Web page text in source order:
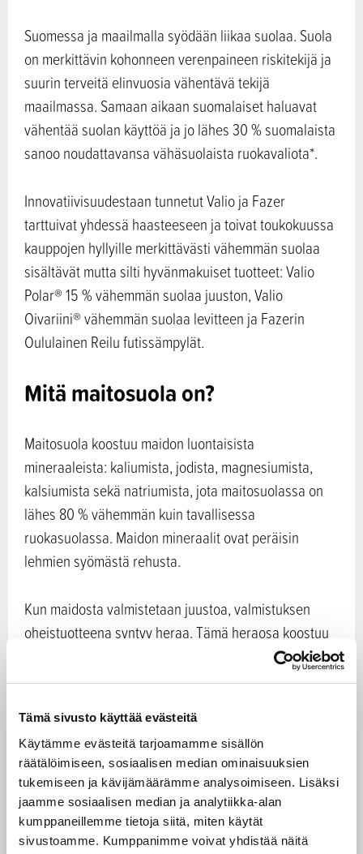
Tämä sivusto käyttää evästeitä
Käytämme evästeitä tarjoamamme sisällön
räätälöimiseen, sosiaalisen median ominaisuuksien
tukemiseen ja kävijämäärämme analysoimiseen. Lisäksi
jaamme sosiaalisen median ja analytiikka-alan
kumppaneillemme tietoja siitä, miten käytät
sivustoamme. Kumppanimme voivat yhdistää näitä
Suomessa ja maailmalla syödään liikaa suolaa. Suola
on merkittävin kohonneen verenpaineen riskitekijä ja
suurin terveitä elinvuosia vähentävä tekijä
maailmassa. Samaan aikaan suomalaiset haluavat
vähentää suolan käyttöä ja jo lähes 30 % suomalaista
sanoo noudattavansa vähäsuolaista ruokavaliota*.
Innovatiivisuudestaan tunnetut Valio ja Fazer
tarttuivat yhdessä haasteeseen ja toivat toukokuussa
kauppojen hyllyille merkittävästi vähemmän suolaa
sisältävät mutta silti hyvänmakuiset tuotteet: Valio
Polar® 15 % vähemmän suolaa juuston, Valio
Oivariini® vähemmän suolaa levitteen ja Fazerin
Oululainen Reilu futissämpylät.
Mitä maitosuola on?
Maitosuola koostuu maidon luontaisista
mineraaleista: kaliumista, jodista, magnesiumista,
kalsiumista sekä natriumista, jota maitosuolassa on
lähes 80 % vähemmän kuin tavallisessa
ruokasuolassa. Maidon mineraalit ovat peräisin
lehmien syömästä rehusta.
Kun maidosta valmistetaan juustoa, valmistuksen
oheistuotteena syntyy heraa. Tämä heraosa koostuu
heraproteiinista sekä maidon mineraaleista, siis
maitosuolasta. Hyvälaatuinen maidon heraproteiini on
luontaisille mineraaleille on löytynyt tarkoitus – Valio
ValSa® maitosuola.
Suolan vähentäminen kiinnostaa
myös maailmalla